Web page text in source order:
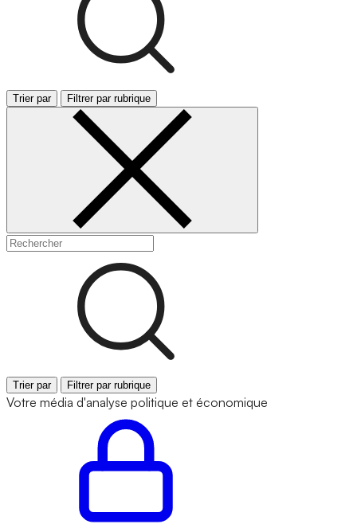
Trier par Filtrer par rubrique
Trier par Filtrer par rubrique
Votre média d'analyse politique et économique